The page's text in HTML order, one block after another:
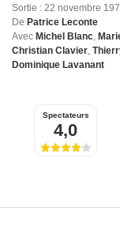
Sortie : 22 novembre
De Patrice Leconte
Avec Michel Blanc
Christian Clavier
Dominique Lavanant
Spectateurs
4,0